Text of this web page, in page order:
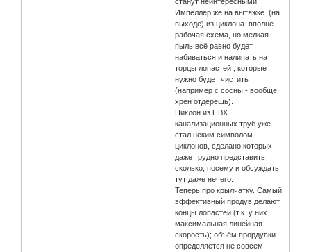
станут неинтересными.
Импеллер же на вытяжке (на
выходе) из циклона вполне
рабочая схема, но мелкая
пыль всё равно будет
набиваться и налипать на
торцы лопастей , которые
нужно будет чистить
(например с сосны - вообще
хрен отдерёшь).
Циклон из ПВХ
канализационных труб уже
стал неким символом
циклонов, сделано которых
даже трудно представить
сколько, посему и обсуждать
тут даже нечего.
Теперь про крылчатку. Самый
эффективный продув делают
концы лопастей (т.к. у них
максимальная линейная
скорость); объём прордувки
определяется не совсем